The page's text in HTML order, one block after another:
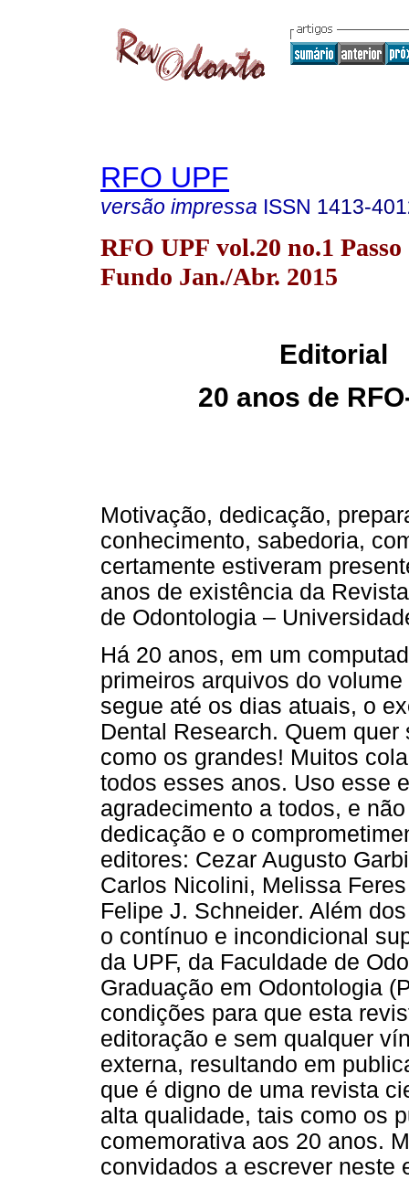
RFO UPF
versão impressa ISSN 1413-
RFO UPF vol.20 no.1 Passo
Fundo Jan./Abr. 2015
Editorial
20 anos de
Motivação, dedicação,
conhecimento, sabedoria,
certamente estiveram
anos de existência da
de Odontologia –
Há 20 anos, em um
primeiros arquivos do volume
segue até os dias atuais, o
Dental Research. Quem
como os grandes! Muitos
todos esses anos. Uso esse
agradecimento a todos, e
dedicação e o
editores: Cezar Augusto
Carlos Nicolini, Melissa
Felipe J. Schneider. Além
o contínuo e incondicional
da UPF, da Faculdade de
Graduação em Odontologia
condições para que esta
editoração e sem qualquer
externa, resultando em
que é digno de uma revista
alta qualidade, tais como os
comemorativa aos 20 anos.
convidados a escrever neste